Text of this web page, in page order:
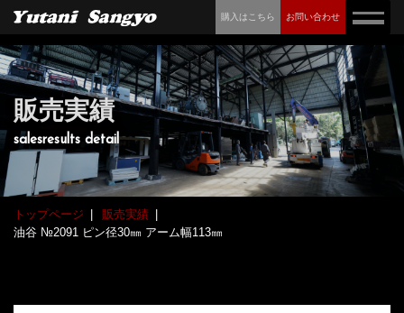
購入はこちら お問い合わせ
販売実績
salesresults detail
トップページ
販売実績
油谷 №2091 ピン径30㎜ アーム幅113㎜